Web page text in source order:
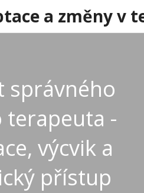
a změny v
správného
terapeuta -
výcvik a
přístup